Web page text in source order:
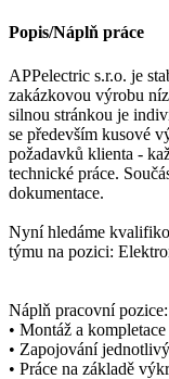
Popis/Náplň práce
APPelectric s.r.o. je
zakázkovou výrobu
silnou stránkou je
se především kusové
požadavků klienta -
technické práce.
dokumentace.
Nyní hledáme
týmu na pozici:
Náplň pracovní pozice:
• Montáž a
• Zapojování
• Práce na základě